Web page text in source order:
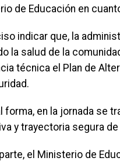
de Educación en
indicar que, la
la salud de la
técnica el Plan de
forma, en la jornada se
y trayectoria segura
el Ministerio de